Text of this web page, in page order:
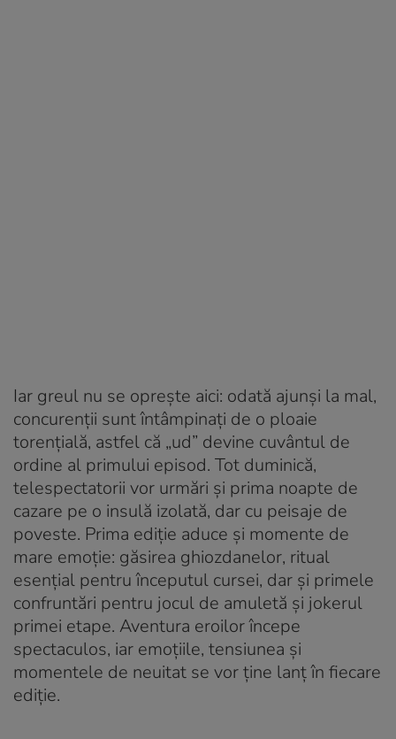
Iar greul nu se oprește aici: odată ajunși la mal,
concurenții sunt întâmpinați de o ploaie
torențială, astfel că „ud” devine cuvântul de
ordine al primului episod. Tot duminică,
telespectatorii vor urmări și prima noapte de
cazare pe o insulă izolată, dar cu peisaje de
poveste. Prima ediție aduce și momente de
mare emoție: găsirea ghiozdanelor, ritual
esențial pentru începutul cursei, dar și primele
confruntări pentru jocul de amuletă și jokerul
primei etape. Aventura eroilor începe
spectaculos, iar emoțiile, tensiunea și
momentele de neuitat se vor ține lanț în fiecare
ediție.